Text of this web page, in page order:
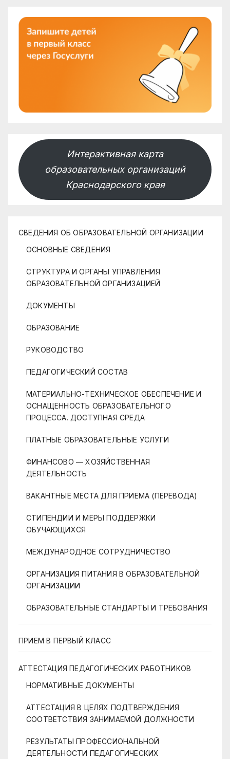
Интерактивная карта
образовательных организаций
Краснодарского края
СВЕДЕНИЯ ОБ ОБРАЗОВАТЕЛЬНОЙ ОРГАНИЗАЦИИ
ОСНОВНЫЕ СВЕДЕНИЯ
СТРУКТУРА И ОРГАНЫ УПРАВЛЕНИЯ
ОБРАЗОВАТЕЛЬНОЙ ОРГАНИЗАЦИЕЙ
ДОКУМЕНТЫ
ОБРАЗОВАНИЕ
РУКОВОДСТВО
ПЕДАГОГИЧЕСКИЙ СОСТАВ
МАТЕРИАЛЬНО-ТЕХНИЧЕСКОЕ ОБЕСПЕЧЕНИЕ И
ОСНАЩЕННОСТЬ ОБРАЗОВАТЕЛЬНОГО
ПРОЦЕССА. ДОСТУПНАЯ СРЕДА
ПЛАТНЫЕ ОБРАЗОВАТЕЛЬНЫЕ УСЛУГИ
ФИНАНСОВО — ХОЗЯЙСТВЕННАЯ
ДЕЯТЕЛЬНОСТЬ
ВАКАНТНЫЕ МЕСТА ДЛЯ ПРИЕМА (ПЕРЕВОДА)
СТИПЕНДИИ И МЕРЫ ПОДДЕРЖКИ
ОБУЧАЮЩИХСЯ
МЕЖДУНАРОДНОЕ СОТРУДНИЧЕСТВО
ОРГАНИЗАЦИЯ ПИТАНИЯ В ОБРАЗОВАТЕЛЬНОЙ
ОРГАНИЗАЦИИ
ОБРАЗОВАТЕЛЬНЫЕ СТАНДАРТЫ И ТРЕБОВАНИЯ
ПРИЕМ В ПЕРВЫЙ КЛАСС
АТТЕСТАЦИЯ ПЕДАГОГИЧЕСКИХ РАБОТНИКОВ
НОРМАТИВНЫЕ ДОКУМЕНТЫ
АТТЕСТАЦИЯ В ЦЕЛЯХ ПОДТВЕРЖДЕНИЯ
СООТВЕТСТВИЯ ЗАНИМАЕМОЙ ДОЛЖНОСТИ
РЕЗУЛЬТАТЫ ПРОФЕССИОНАЛЬНОЙ
ДЕЯТЕЛЬНОСТИ ПЕДАГОГИЧЕСКИХ